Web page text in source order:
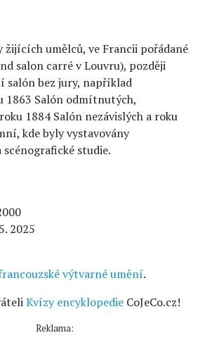
žijících umělců, ve Francii pořádané
salon carré v Louvru), později
salón bez jury, například
1863 Salón odmítnutých,
1884 Salón nezávislých a roku
kde byly vystavovány
studie.
2025
výtvarné umění.
Kvízy encyklopedie CoJeCo.cz!
Reklama: